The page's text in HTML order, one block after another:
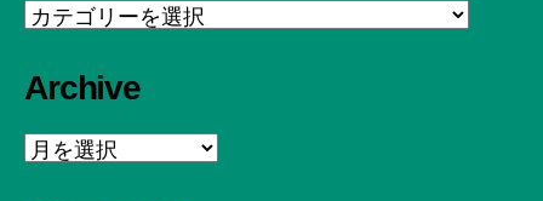
Category
Archive
Archive